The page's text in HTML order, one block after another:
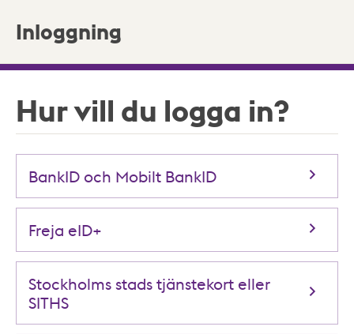
Inloggning
Hur vill du logga in?
BankID och Mobilt BankID
Freja eID+
Stockholms stads tjänstekort eller
SITHS